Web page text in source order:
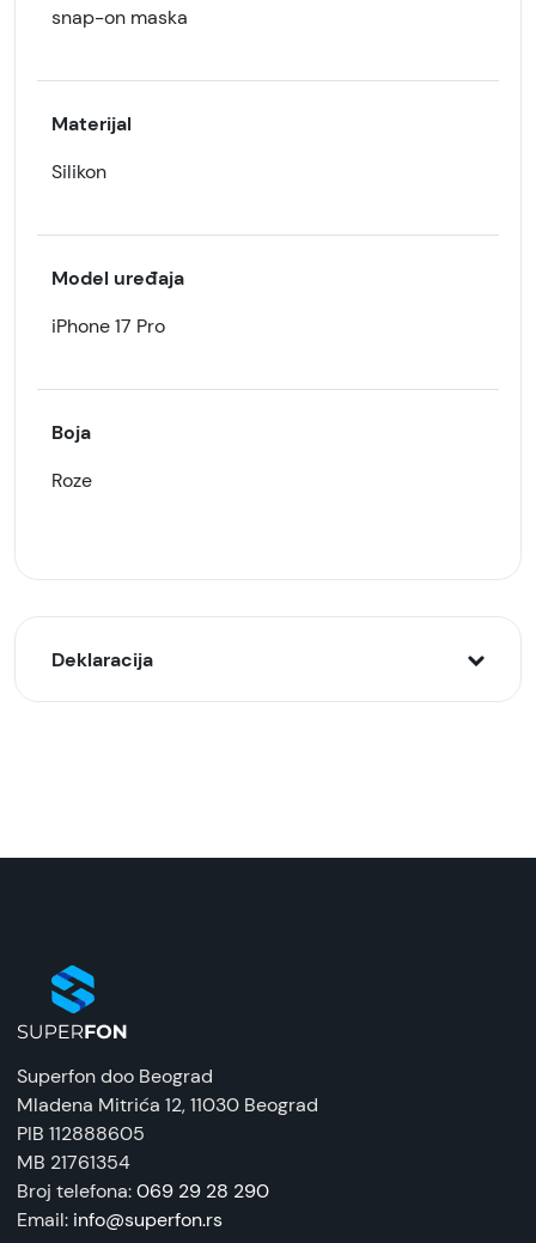
snap-on maska
Materijal
Silikon
Model uređaja
iPhone 17 Pro
Boja
Roze
Deklaracija
Naziv i vrsta robe:
Tehnomarket
EAN:
8676424204956
Zemlja porekla:
Kina
Prava potrošača:
Zagarantovana sva prava kupaca po osnovu
Superfon doo Beograd
Mladena Mitrića 12, 11030 Beograd
PIB 112888605
MB 21761354
Broj telefona:069 29 28 290
Email: info@superfon.rs